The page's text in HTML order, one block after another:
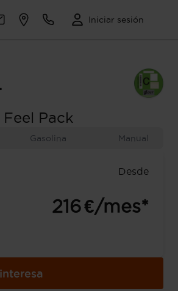
Iniciar sesión
Feel Pack
Gasolina Manual
Desde
216 €/mes*